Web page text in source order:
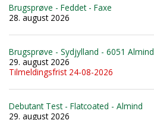
Brugsprøve - Feddet - Faxe
28. august 2026
Brugsprøve - Sydjylland - 6051 Almind
29. august 2026
Tilmeldingsfrist 24-08-2026
Debutant Test - Flatcoated - Almind
29. august 2026